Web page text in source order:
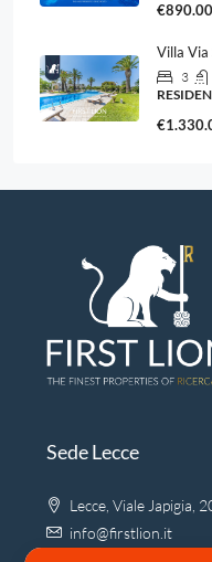
Villa Via
3
Sede Lecce
Lecce, Viale Japigia,
info@firstlion.it